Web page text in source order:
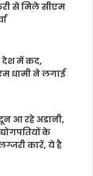
से मिले सीएम
देश में कद,
धामी ने लगाई
आ रहे अडानी,
के
कारें, ये है